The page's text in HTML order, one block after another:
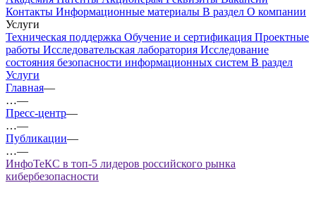
Контакты Информационные материалы В раздел О компании
Услуги
Техническая поддержка Обучение и сертификация Проектные
работы Исследовательская лаборатория Исследование
состояния безопасности информационных систем В раздел
Услуги
Главная—
…—
Пресс-центр—
…—
Публикации—
…—
ИнфоТеКС в топ-5 лидеров российского рынка
кибербезопасности